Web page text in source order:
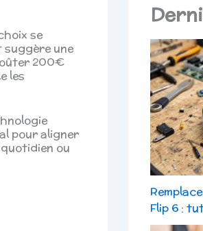
se
suggère une
200€
les
pour aligner
ou
Flip 6 :